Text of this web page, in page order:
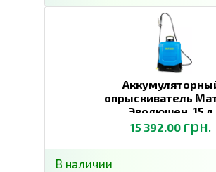
опрыскиватель
Эволюшен, 15 л
15 392.00 грн.
В наличии